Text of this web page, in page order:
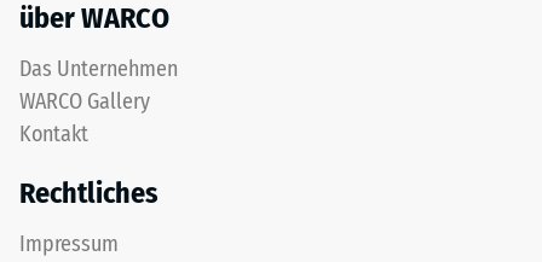
über WARCO
Das Unternehmen
WARCO Gallery
Kontakt
Rechtliches
Impressum